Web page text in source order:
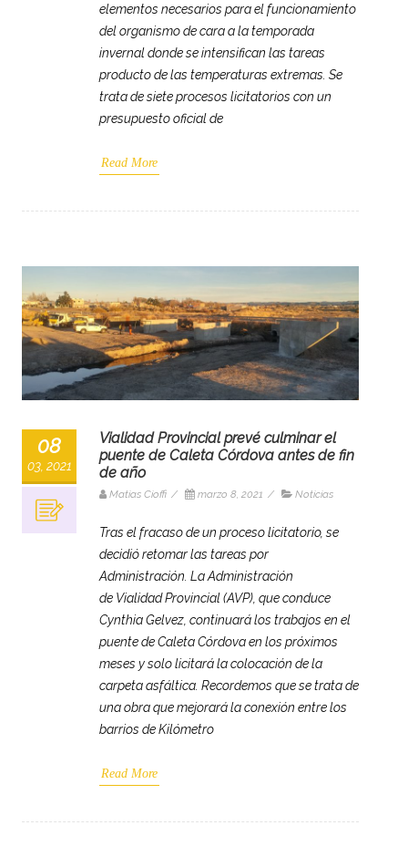
elementos necesarios para el funcionamiento
del organismo de cara a la temporada
invernal donde se intensifican las tareas
producto de las temperaturas extremas. Se
trata de siete procesos licitatorios con un
presupuesto oficial de
Read More
08
03, 2021
Vialidad Provincial prevé culminar el
puente de Caleta Córdova antes de fin
de año
Matias Cioffi / marzo 8, 2021 / Noticias
Tras el fracaso de un proceso licitatorio, se
decidió retomar las tareas por
Administración. La Administración
de Vialidad Provincial (AVP), que conduce
Cynthia Gelvez, continuará los trabajos en el
puente de Caleta Córdova en los próximos
meses y solo licitará la colocación de la
carpeta asfáltica. Recordemos que se trata de
una obra que mejorará la conexión entre los
barrios de Kilómetro
Read More